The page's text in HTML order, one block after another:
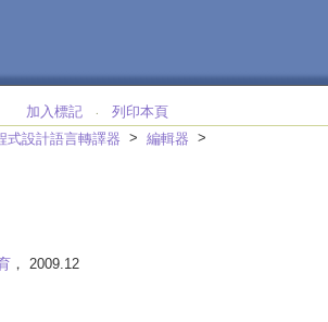
加入標記 ‧
列印本頁
式設計語言轉譯器 > 編輯器 >
， 2009.12